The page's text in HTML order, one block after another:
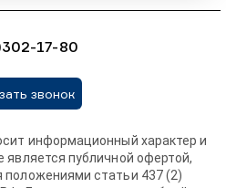
17-80
звонок
информационный характер и
является публичной офертой,
положениями статьи 437 (2)